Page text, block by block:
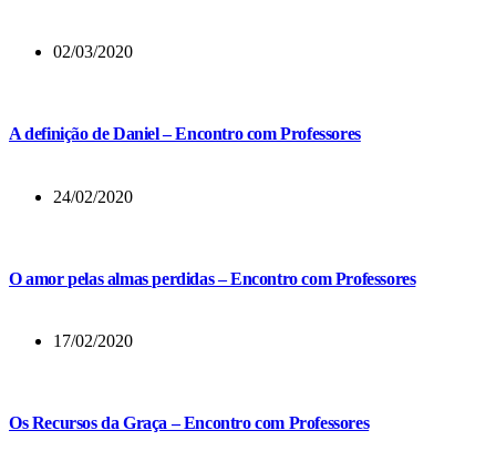
02/03/2020
A definição de Daniel – Encontro com Professores
24/02/2020
O amor pelas almas perdidas – Encontro com Professores
17/02/2020
Os Recursos da Graça – Encontro com Professores